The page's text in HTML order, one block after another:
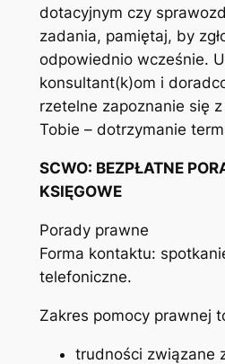
dotacyjnym czy
zadania, pamiętaj, by
odpowiednio wcześnie.
konsultant(k)om i
rzetelne zapoznanie się
Tobie – dotrzymanie
SCWO: BEZPŁATNE
KSIĘGOWE
Porady prawne
Forma kontaktu:
telefoniczne.
Zakres pomocy prawnej
trudności związane